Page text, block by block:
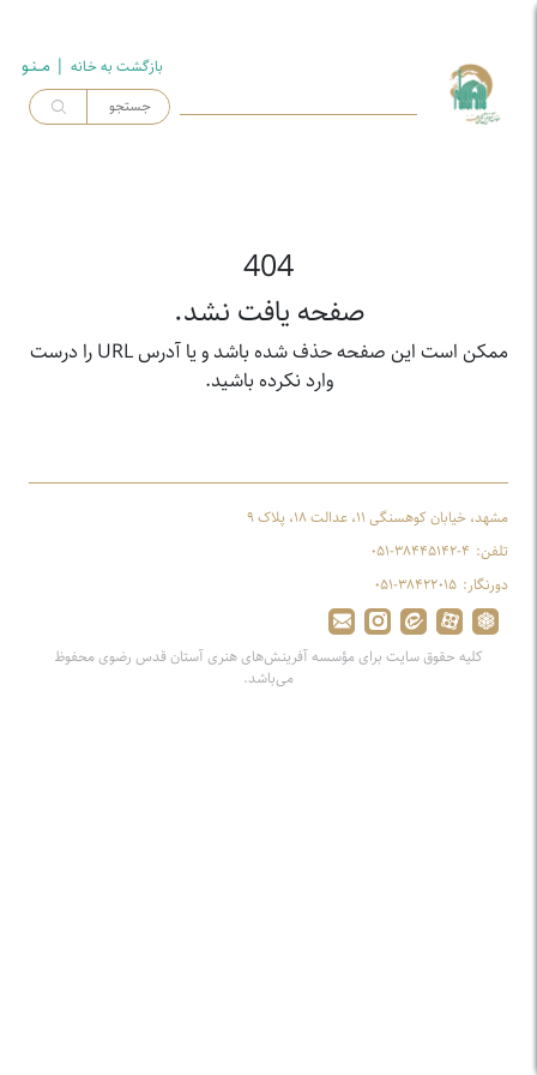
بازگشت به خـانه | مــنـو
404
صفحه یافت نشد.
ممکن است این صفحه حذف شده باشد و یا آدرس URL را درست
وارد نکرده باشید.
مشهد، خیابان کوهسنگی ۱۱، عدالت ۱۸، پلاک ۹
تلفن: ۰۵۱-۳۸۴۴۵۱۴۲-۴
دورنگار: ۰۵۱-۳۸۴۲۲۰۱۵
کلیه حقوق سایت برای مؤسسه آفرینش‌های هنری آستان قدس رضوی محفوظ
می‌باشد.